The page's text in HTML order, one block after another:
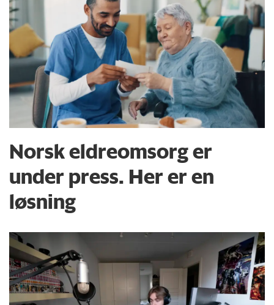
Norsk eldreomsorg er
under press. Her er en
løsning